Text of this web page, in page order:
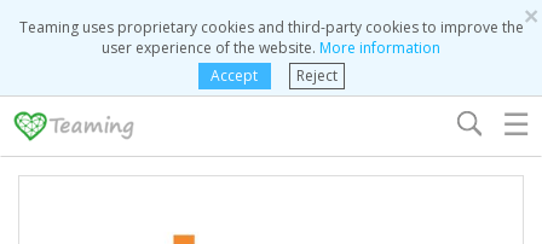
×
Teaming uses proprietary cookies and third-party cookies to improve the
user experience of the website. More information
Accept
Reject
☰